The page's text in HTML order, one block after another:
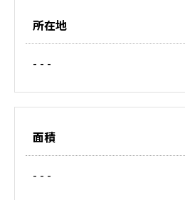
所在地
- - -
面積
- - -